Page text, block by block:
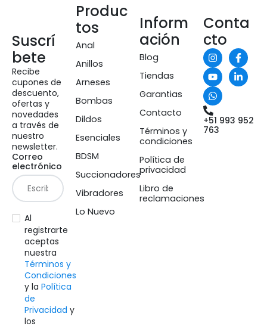
Suscrí
bete
Recibe
cupones de
descuento,
ofertas y
novedades
a través de
nuestro
newsletter.
Correo
electrónico
Al
registrarte
aceptas
nuestra
Términos y
Condiciones
y la Política
de
Privacidad y
los
Produc
tos
Anal
Anillos
Arneses
Bombas
Dildos
Esenciales
BDSM
Succionadores
Vibradores
Lo Nuevo
Inform
ación
Blog
Tiendas
Garantias
Contacto
Términos y
condiciones
Política de
privacidad
Libro de
reclamaciones
Conta
cto
+51 993 952
763